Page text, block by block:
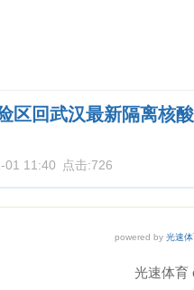
区回武汉最新隔离核
01 11:40 点击:726
powered by 光速
光速体育